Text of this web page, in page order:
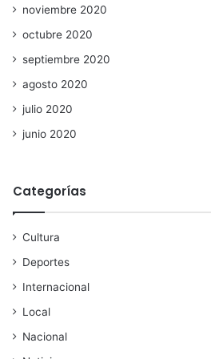
noviembre 2020
octubre 2020
septiembre 2020
agosto 2020
julio 2020
junio 2020
Categorías
Cultura
Deportes
Internacional
Local
Nacional